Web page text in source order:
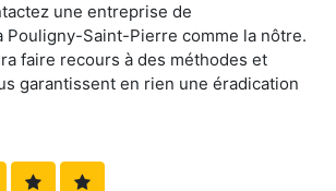
une entreprise de
Pouligny-Saint-Pierre comme la nôtre.
faire recours à des méthodes et
garantissent en rien une éradication